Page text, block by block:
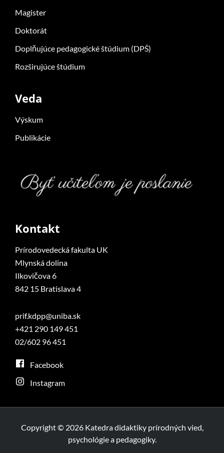
Magister
Doktorát
Doplňujúce pedagogické štúdium (DPŠ)
Rozširujúce štúdium
Veda
Výskum
Publikácie
Kontakt
Prírodovedecká fakulta UK
Mlynská dolina
Ilkovičova 6
842 15 Bratislava 4
prif.kdpp@uniba.sk
+421 290 149 451
02/602 96 451
Facebook
Instagram
Copyright © 2026 Katedra didaktiky prírodných vied,
psychológie a pedagogiky.